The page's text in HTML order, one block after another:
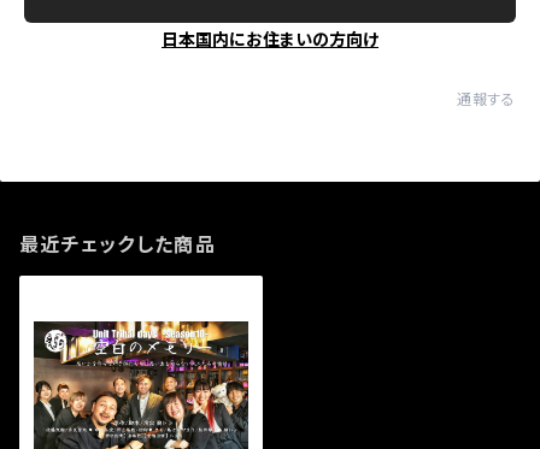
日本国内にお住まいの方向け
通報する
最近チェックした商品